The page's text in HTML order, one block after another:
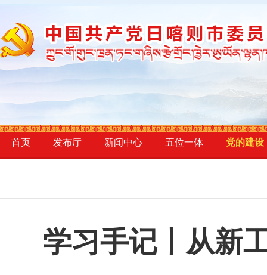
首页 发布厅 新闻中心 五位一体 党的建设
学习手记丨从新